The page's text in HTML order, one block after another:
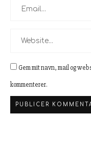
Gem mit navn, mail og
kommenterer.